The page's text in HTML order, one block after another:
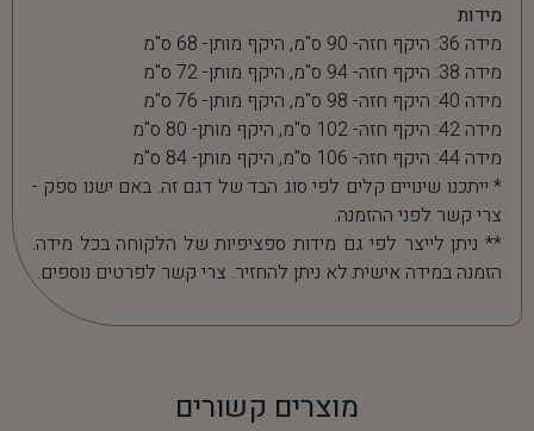
מידות
מידה 36: היקף חזה- 90 ס"מ, היקף מותן- 68 ס"מ
מידה 38: היקף חזה- 94 ס"מ, היקף מותן- 72 ס"מ
מידה 40: היקף חזה- 98 ס"מ, היקף מותן- 76 ס"מ
מידה 42: היקף חזה- 102 ס"מ, היקף מותן- 80 ס"מ
מידה 44: היקף חזה- 106 ס"מ, היקף מותן- 84 ס"מ
* ייתכנו שינויים קלים לפי סוג הבד של דגם זה. באם ישנו ספק -
צרי קשר לפני ההזמנה.
** ניתן לייצר לפי גם מידות ספציפיות של הלקוחה בכל מידה.
הזמנה במידה אישית לא ניתן להחזיר. צרי קשר לפרטים נוספים.
מוצרים קשורים